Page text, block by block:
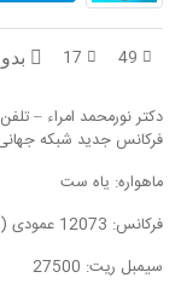
49
17
دکتر نورمحمد امراء – تلفن
فرکانس جدید شبکه جهانی
ماهواره: یاه ست
فرکانس: 12073 عمودی ( V )
سیمبل ریت: 27500